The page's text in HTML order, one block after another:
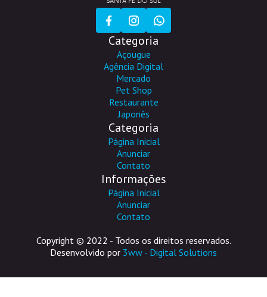
Categoria
Açougue
Agência Digital
Mercado
Pet Shop
Restaurante
Japonês
Categoria
Página Inicial
Anunciar
Contato
Informações
Página Inicial
Anunciar
Contato
Copyright © 2022 - Todos os direitos reservados.
Desenvolvido por 3ww - Digital Solutions